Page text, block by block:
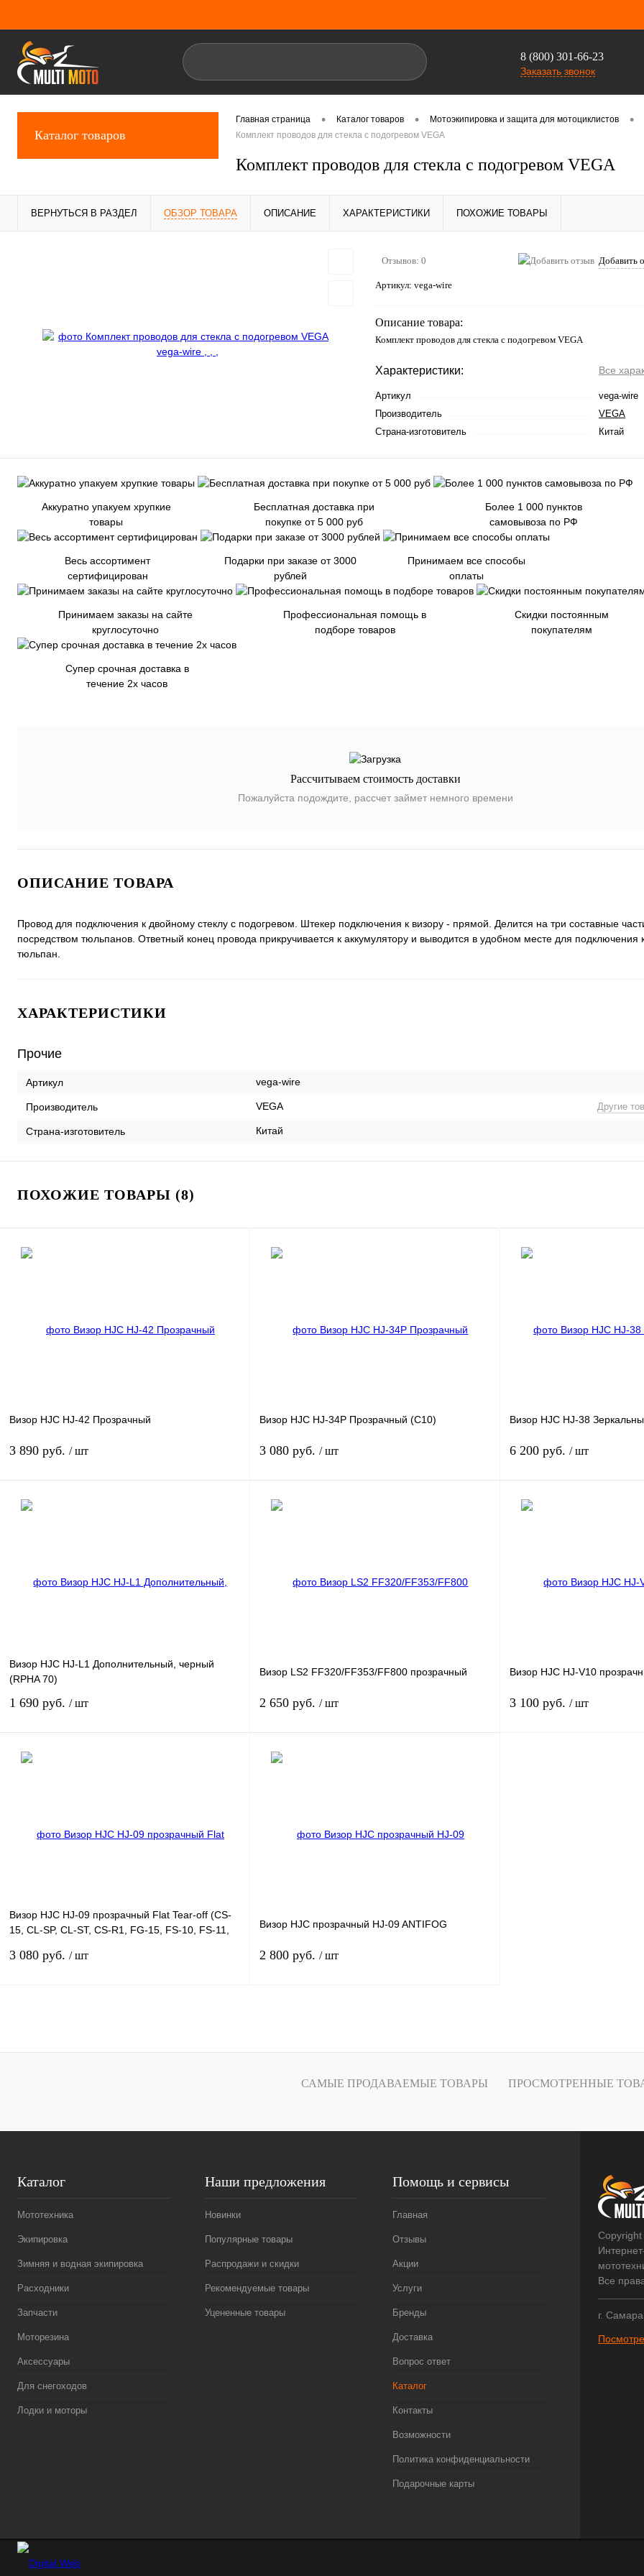
8 (800) 301-66-23
Заказать звонок
Каталог товаров
Главная страница • Каталог товаров • Мотоэкипировка и защита для мотоциклистов •
Комплект проводов для стекла с подогревом VEGA
Комплект проводов для стекла с подогревом VEGA
ВЕРНУТЬСЯ В РАЗДЕЛ ОБЗОР ТОВАРА ОПИСАНИЕ ХАРАКТЕРИСТИКИ ПОХОЖИЕ ТОВАРЫ
Отзывов: 0 Добавить
Артикул: vega-wire
Описание товара:
Комплект проводов для стекла с подогревом VEGA
Характеристики: Все
Артикул
vega-wire
Производитель
VEGA
Страна-изготовитель
Китай
Аккуратно упакуем хрупкие
товары
Бесплатная доставка при
покупке от 5 000 руб
Более 1 000 пунктов
самовывоза по РФ
Весь ассортимент
сертифицирован
Подарки при заказе от 3000
рублей
Принимаем все способы
оплаты
Принимаем заказы на сайте
круглосуточно
Профессиональная помощь в
подборе товаров
Скидки постоянным
покупателям
Супер срочная доставка в
течение 2х часов
Рассчитываем стоимость доставки
Пожалуйста подождите, рассчет займет немного времени
ОПИСАНИЕ ТОВАРА
Провод для подключения к двойному стеклу с подогревом. Штекер подключения к визору - прямой. Делится на три составные
посредством тюльпанов. Ответный конец провода прикручивается к аккумулятору и выводится в удобном месте для подключения
тюльпан.
ХАРАКТЕРИСТИКИ
Прочие
Артикул vega-wire
Производитель VEGA Другие
Страна-изготовитель Китай
ПОХОЖИЕ ТОВАРЫ (8)
Визор HJC HJ-42 Прозрачный
3 890 руб. / шт
наличии
Визор HJC HJ-34P Прозрачный (C10)
3 080 руб. / шт
наличии
Визор HJC HJ-38
6 200 руб. / шт
Визор HJC HJ-L1 Дополнительный, черный
(RPHA 70)
1 690 руб. / шт
наличии
Визор LS2 FF320/FF353/FF800 прозрачный
2 650 руб. / шт
наличии
Визор HJC HJ-V10
3 100 руб. / шт
Визор HJC HJ-09 прозрачный Flat Tear-off (CS-
15, CL-SP, CL-ST, CS-R1, FG-15, FS-10, FS-11,
3 080 руб. / шт
Купить в 1 клик К сравнению
Визор HJC прозрачный HJ-09 ANTIFOG
2 800 руб. / шт
Купить в 1 клик К сравнению
САМЫЕ ПРОДАВАЕМЫЕ ТОВАРЫ ПРОСМОТРЕННЫЕ
Каталог
Мототехника
Экипировка
Зимняя и водная экипировка
Расходники
Запчасти
Моторезина
Аксессуары
Для снегоходов
Лодки и моторы
Наши предложения
Новинки
Популярные товары
Распродажи и скидки
Рекомендуемые товары
Уцененные товары
Помощь и сервисы
Главная
Отзывы
Акции
Услуги
Бренды
Доставка
Вопрос ответ
Каталог
Контакты
Возможности
Политика конфиденциальности
Подарочные карты
Все
г.